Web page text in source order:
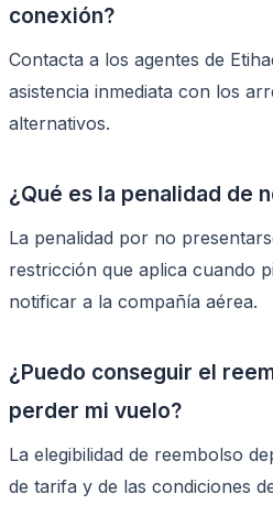
conexión?
Contacta a los agentes de
asistencia inmediata con los
alternativos.
¿Qué es la penalidad de
La penalidad por no
restricción que aplica cuando
notificar a la compañía aérea.
¿Puedo conseguir el
perder mi vuelo?
La elegibilidad de reembolso
de tarifa y de las condiciones